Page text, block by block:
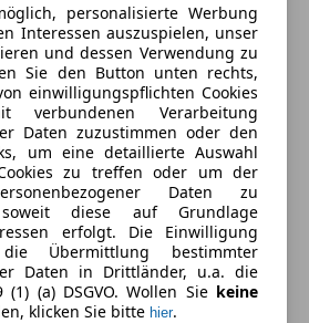
personalisierte Werbung
Interessen auszuspielen, unser
und dessen Verwendung zu
Sie den Button unten rechts,
einwilligungspflichten Cookies
Verarbeitung
Daten zuzustimmen oder den
um eine detaillierte Auswahl
zu treffen oder um der
Daten zu
soweit diese auf Grundlage
erfolgt. Die Einwilligung
Übermittlung bestimmter
Daten in Drittländer, u.a. die
(a) DSGVO. Wollen Sie keine
klicken Sie bitte hier.